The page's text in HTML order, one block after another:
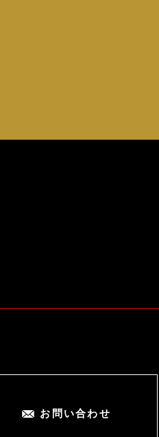
お問い合わせ